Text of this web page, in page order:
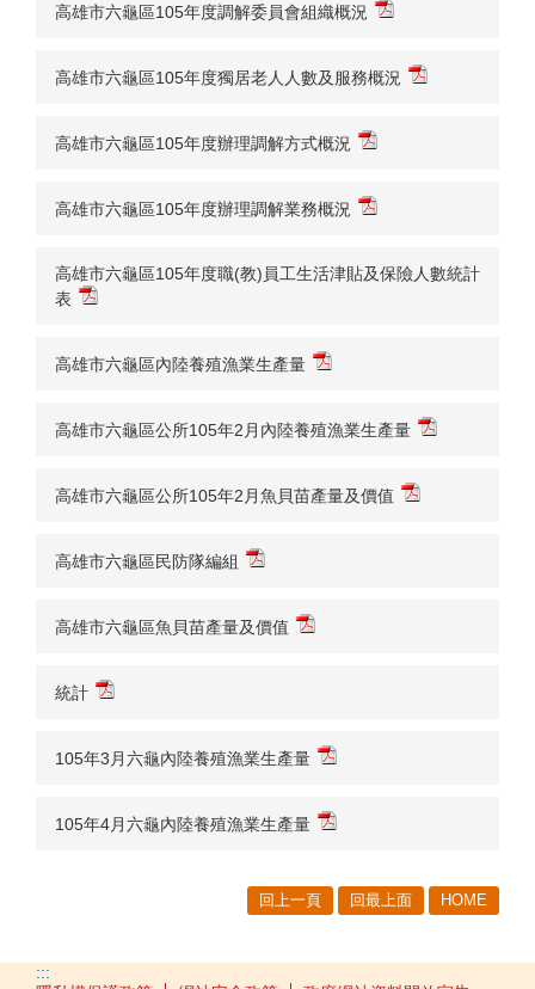
高雄市六龜區105年度調解委員會組織概況
高雄市六龜區105年度獨居老人人數及服務概況
高雄市六龜區105年度辦理調解方式概況
高雄市六龜區105年度辦理調解業務概況
高雄市六龜區105年度職(教)員工生活津貼及保險人數統計
表
高雄市六龜區內陸養殖漁業生產量
高雄市六龜區公所105年2月內陸養殖漁業生產量
高雄市六龜區公所105年2月魚貝苗產量及價值
高雄市六龜區民防隊編組
高雄市六龜區魚貝苗產量及價值
統計
105年3月六龜內陸養殖漁業生產量
105年4月六龜內陸養殖漁業生產量
回上一頁 回最上面 HOME
:::